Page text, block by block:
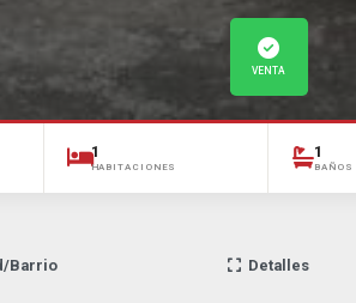
VENTA
1
HABITACIONES
1
BAÑOS
Barrio Detalles